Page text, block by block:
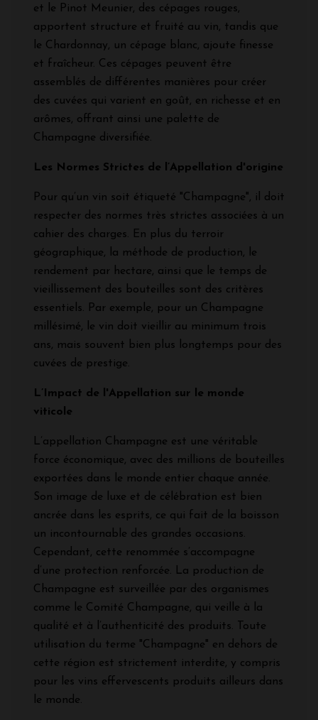
et le Pinot Meunier, des cépages rouges,
apportent structure et fruité au vin, tandis que
le Chardonnay, un cépage blanc, ajoute finesse
et fraîcheur. Ces cépages peuvent être
assemblés de différentes manières pour créer
des cuvées qui varient en goût, en richesse et en
arômes, offrant ainsi une palette de
Champagne diversifiée.
Les Normes Strictes de l’Appellation d'origine
Pour qu’un vin soit étiqueté "Champagne", il doit
respecter des normes très strictes associées à un
cahier des charges. En plus du terroir
géographique, la méthode de production, le
rendement par hectare, ainsi que le temps de
vieillissement des bouteilles sont des critères
essentiels. Par exemple, pour un Champagne
millésimé, le vin doit vieillir au minimum trois
ans, mais souvent bien plus longtemps pour des
cuvées de prestige.
L’Impact de l'Appellation sur le monde
viticole
L’appellation Champagne est une véritable
force économique, avec des millions de bouteilles
exportées dans le monde entier chaque année.
Son image de luxe et de célébration est bien
ancrée dans les esprits, ce qui fait de la boisson
un incontournable des grandes occasions.
Cependant, cette renommée s’accompagne
d’une protection renforcée. La production de
Champagne est surveillée par des organismes
comme le Comité Champagne, qui veille à la
qualité et à l’authenticité des produits. Toute
utilisation du terme "Champagne" en dehors de
cette région est strictement interdite, y compris
pour les vins effervescents produits ailleurs dans
le monde.